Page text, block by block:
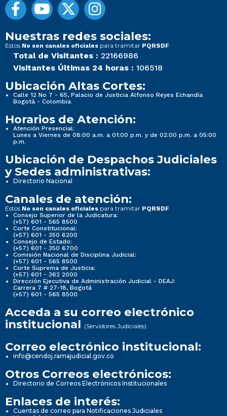
Nuestras redes sociales:
Estos No son canales oficiales para tramitar PQRSDF
Total de Visitantes : 22166986
Visitantes Últimas 24 horas : 106518
Ubicación Altas Cortes:
Calle 12 No 7 - 65, Palacio de Justicia Alfonso Reyes Echandía
Bogotá - Colombia
Horarios de Atención:
Atención Presencial:
Lunes a Viernes de 08:00 a.m. a 01:00 p.m. y de 02:00 p.m. a 05:00
p.m.
Ubicación de Despachos Judiciales
y Sedes administrativas:
Directorio Nacional
Canales de atención:
Estos No son canales oficiales para tramitar PQRSDF
Consejo Superior de la Judicatura:
(+57) 601 - 565 8500
Corte Constitucional:
(+57) 601 - 350 6200
Consejo de Estado:
(+57) 601 - 350 6700
Comisión Nacional de Disciplina Judicial:
(+57) 601 - 565 8500
Corte Suprema de Justicia:
(+57) 601 - 362 2000
Dirección Ejecutiva de Administración Judicial - DEAJ:
Carrera 7 # 27-18, Bogotá
(+57) 601 - 565 8500
Acceda a su correo electrónico
institucional (Servidores Judiciales)
Correo electrónico institucional:
info@cendoj.ramajudicial.gov.co
Otros Correos electrónicos:
Directorio de Correos Electrónicos Institucionales
Enlaces de interés:
Cuentas de correo para Notificaciones Judiciales